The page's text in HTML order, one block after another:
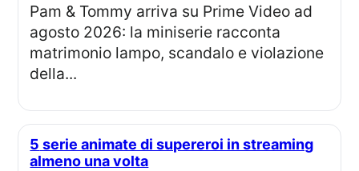
Pam & Tommy arriva su Prime Video ad
agosto 2026: la miniserie racconta
matrimonio lampo, scandalo e violazione
della...
5 serie animate di supereroi in streaming
almeno una volta